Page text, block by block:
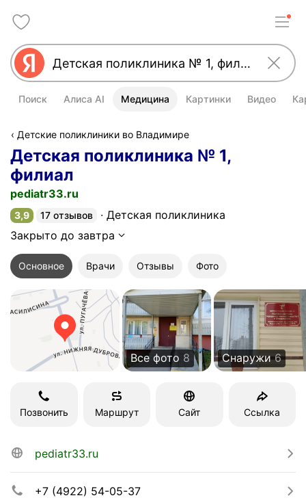
Поиск Алиса AI Медицина Картинки Видео
Детские поликлиники во Владимире
Детская поликлиника № 1,
филиал
pediatr33.ru
Рейтинг 3,9 из 5
3,9 17 отзывов
Детская поликлиника
Закрыто до завтра
Основное Врачи Отзывы Фото
Все фото 8 Снаружи6
Позвонить Маршрут Сайт Ссылка
pediatr33.ru
+7 (4922) 54-05-37